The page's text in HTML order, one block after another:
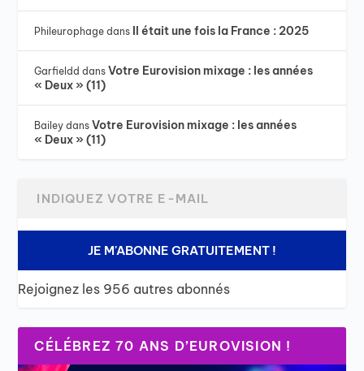
Phileurophage dans Il était une fois la France : 2025
Garfieldd dansVotre Eurovision mixage : les années
« Deux » (11)
Bailey dansVotre Eurovision mixage : les années
« Deux » (11)
JE M'ABONNE GRATUITEMENT !
Rejoignez les 956 autres abonnés
CÉLÉBREZ 70 ANS D’EUROVISION !